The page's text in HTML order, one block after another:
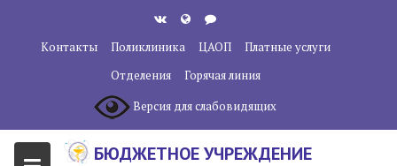
содержанию
Контакты Поликлиника ЦАОП
Платные услуги
Отделения
Горячая линия
Версия для слабовидящих
БЮДЖЕТНОЕ УЧРЕЖДЕНИЕ